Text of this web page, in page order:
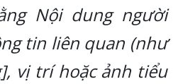
Nội dung người
tin liên quan (như
vị trí hoặc ảnh tiểu